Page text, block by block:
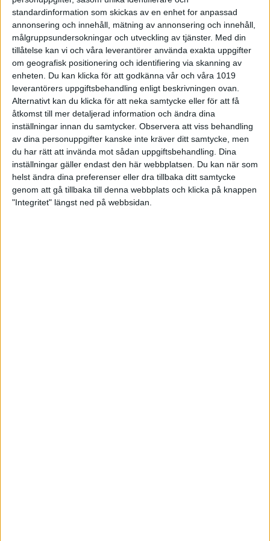
standardinformation som skickas av en enhet for anpassad
annonsering och innehåll, mätning av annonsering och innehåll,
målgruppsundersokningar och utveckling av tjänster. Med din
tillåtelse kan vi och våra leverantörer använda exakta uppgifter
om geografisk positionering och identifiering via skanning av
enheten. Du kan klicka för att godkänna vår och våra 1019
leverantörers uppgiftsbehandling enligt beskrivningen ovan.
Alternativt kan du klicka för att neka samtycke eller för att få
åtkomst till mer detaljerad information och ändra dina
inställningar innan du samtycker. Observera att viss behandling
av dina personuppgifter kanske inte kräver ditt samtycke, men
du har rätt att invända mot sådan uppgiftsbehandling. Dina
inställningar gäller endast den här webbplatsen. Du kan när som
helst ändra dina preferenser eller dra tillbaka ditt samtycke
genom att gå tillbaka till denna webbplats och klicka på knappen
"Integritet" längst ned på webbsidan.
en poäng är bättre än inga, säger Solängens
Alexsander Flodin
Olofströms BS som redan förra helgen säkrade
sin elitkvalplats mötte BK Femtioniansom var
med och spelade om de två sista återstående
kvalplatserna. Här var det hemmalaget Olofström
som tog grepp om matchen genom att vinna både
första och andra serien med 4-1 även om det i första
serien var med en käglas marginal på två bord.
Tredje serien blev en dipp för hemmalaget och
Femtionian fick med sig de tre banpoäng som
krävdes för att hålla liv i matchen även om
Olofström säkrat 1 poäng och oavgjort. Var dock lite
tufft att försöka plocka hem full pott i banpoäng i
sista serien för Femtionian även om det var jämnt i
serien som slutade 3-2. Hemmavinst för Olofström
med 13-7 (6279-6174). Matchbäst blev Olofströms